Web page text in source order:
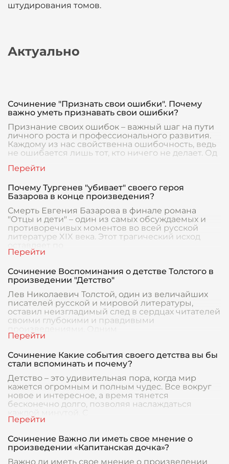
штудирования томов.
Актуально
Сочинение "Признать свои ошибки". Почему
важно уметь признавать свои ошибки?
Признание своих ошибок – важный шаг на пути
личного роста и профессионального развития.
Каждому из нас свойственна ошибочность, ведь
не ошибается лишь тот, кто ничего не делает. Од
Почему Тургенев "убивает" своего героя
Базарова в конце произведения?
Смерть Евгения Базарова в финале романа
"Отцы и дети" – один из самых обсуждаемых и
противоречивых моментов во всей русской
литературе XIX века. Этот трагический исход
Сочинение Воспоминания о детстве Толстого в
произведении "Детство"
Лев Николаевич Толстой, один из величайших
писателей русской и мировой литературы,
оставил неизгладимый след в сердцах читателей
своими глубокими и правдивыми
произведениями. Одним
Сочинение Какие события своего детства вы бы
стали вспоминать и почему?
Детство – это удивительная пора, когда мир
кажется огромным и полным чудес. Все вокруг
новое и интересное, а время тянется
бесконечно долго, позволяя наслаждаться
каждой минутой. С
Сочинение Важно ли иметь свое мнение о
произведении «Капитанская дочка»?
Важно ли иметь свое мнение о произведении